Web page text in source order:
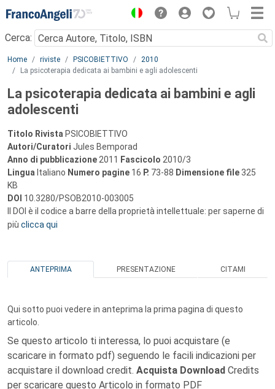
Menu
Cerca:
Main content
Home riviste PSICOBIETTIVO
2010
La psicoterapia dedicata ai bambini e agli adolescenti
La psicoterapia dedicata ai bambini e agli
adolescenti
Titolo Rivista PSICOBIETTIVO
Autori/Curatori Jules Bemporad
Anno di pubblicazione 2011 Fascicolo 2010/3
Lingua Italiano Numero pagine 16 P. 73-88 Dimensione file 325
KB
DOI 10.3280/PSOB2010-003005
Il DOI è il codice a barre della proprietà intellettuale: per saperne di
più clicca qui
ANTEPRIMA PRESENTAZIONE CITAMI
Qui sotto puoi vedere in anteprima la prima pagina di questo
articolo.
Se questo articolo ti interessa, lo puoi acquistare (e
scaricare in formato pdf) seguendo le facili indicazioni per
acquistare il download credit. Acquista Download Credits
per scaricare questo Articolo in formato PDF